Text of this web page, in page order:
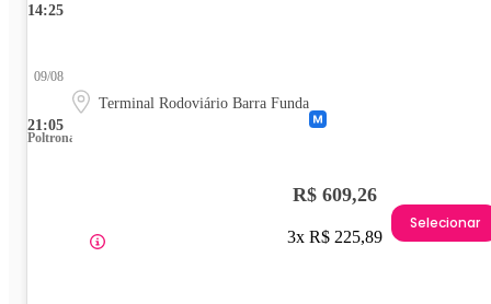
14:25
21:05
09/08
Terminal Rodoviário Barra Funda
Poltrona
R$ 609,26
3x R$ 225,89
Selecionar